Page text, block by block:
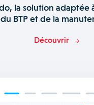
la solution adaptée
du BTP et de la
Découvrir